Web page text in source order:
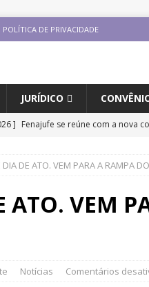
POLÍTICA DE PRIVACIDADE
JURÍDICO
] Fenajufe se reúne com a nova
] Dia 13 tem paralisação de duas
perda do cargo
DIA DE ATO. VEM PARA A RAMPA
ATO. VEM
Notícias Comentários